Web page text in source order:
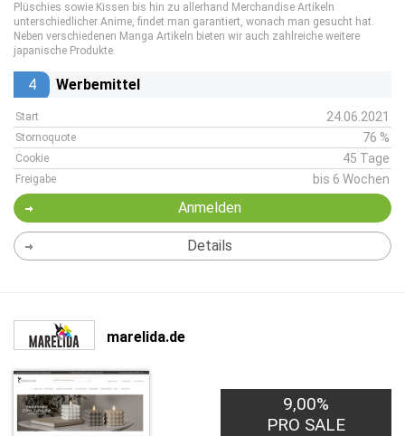
Plüschies sowie Kissen bis hin zu allerhand Merchandise Artikeln
unterschiedlicher Anime, findet man garantiert, wonach man gesucht hat.
Neben verschiedenen Manga Artikeln bieten wir auch zahlreiche weitere
japanische Produkte.
4 Werbemittel
Start 24.06.2021
Stornoquote 76 %
Cookie 45 Tage
Freigabe bis 6 Wochen
Anmelden
Details
marelida.de
9,00%
PRO SALE